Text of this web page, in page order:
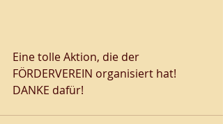
Eine tolle Aktion, die der
FÖRDERVEREIN organisiert hat!
DANKE dafür!